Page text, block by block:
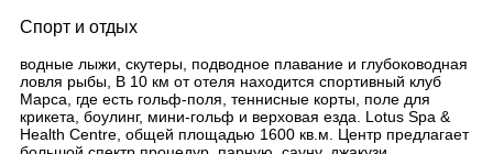
Спорт и отдых
водные лыжи, скутеры, подводное плавание и глубоководная
ловля рыбы, В 10 км от отеля находится спортивный клуб
Марса, где есть гольф-поля, теннисные корты, поле для
крикета, боулинг, мини-гольф и верховая езда. Lotus Spa &
Health Centre, общей площадью 1600 кв.м. Центр предлагает